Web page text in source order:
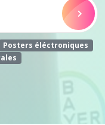
Posters éléctroniques